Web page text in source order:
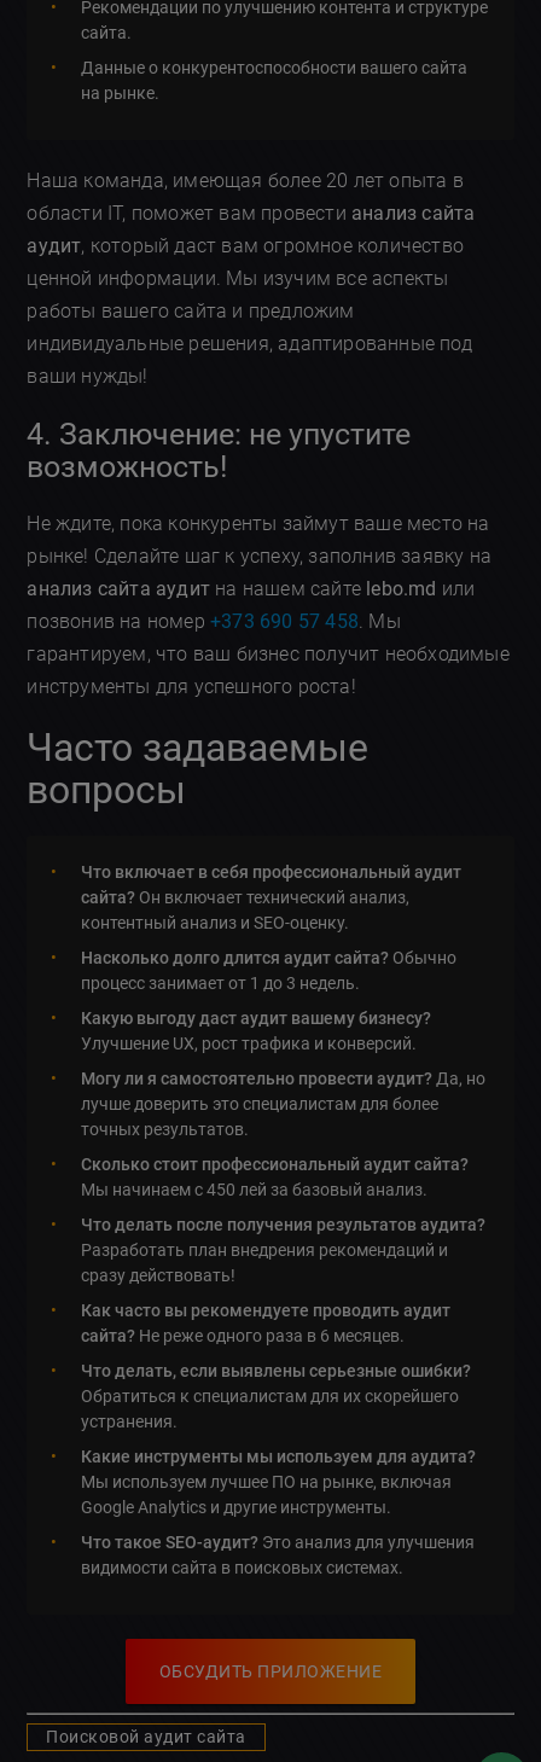
Рекомендации по улучшению контента и структуре
сайта.
Данные о конкурентоспособности вашего сайта
на рынке.
Наша команда, имеющая более 20 лет опыта в
области IT, поможет вам провести анализ сайта
аудит, который даст вам огромное количество
ценной информации. Мы изучим все аспекты
работы вашего сайта и предложим
индивидуальные решения, адаптированные под
ваши нужды!
4. Заключение: не упустите
возможность!
Не ждите, пока конкуренты займут ваше место на
рынке! Сделайте шаг к успеху, заполнив заявку на
анализ сайта аудит на нашем сайте lebo.md или
позвонив на номер+373 690 57 458. Мы
гарантируем, что ваш бизнес получит необходимые
инструменты для успешного роста!
Часто задаваемые
вопросы
Что включает в себя профессиональный аудит
сайта? Он включает технический анализ,
контентный анализ и SEO-оценку.
Насколько долго длится аудит сайта? Обычно
процесс занимает от 1 до 3 недель.
Какую выгоду даст аудит вашему бизнесу?
Улучшение UX, рост трафика и конверсий.
Могу ли я самостоятельно провести аудит? Да, но
лучше доверить это специалистам для более
точных результатов.
Сколько стоит профессиональный аудит сайта?
Мы начинаем с 450 лей за базовый анализ.
Что делать после получения результатов аудита?
Разработать план внедрения рекомендаций и
сразу действовать!
Как часто вы рекомендуете проводить аудит
сайта? Не реже одного раза в 6 месяцев.
Что делать, если выявлены серьезные ошибки?
Обратиться к специалистам для их скорейшего
устранения.
Какие инструменты мы используем для аудита?
Мы используем лучшее ПО на рынке, включая
Google Analytics и другие инструменты.
Что такое SEO-аудит? Это анализ для улучшения
видимости сайта в поисковых системах.
ОБСУДИТЬ ПРИЛОЖЕНИЕ
Поисковой аудит сайта